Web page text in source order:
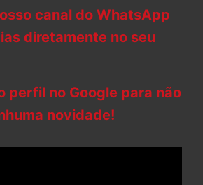
canal do WhatsApp
diretamente no seu
perfil no Google para não
novidade!